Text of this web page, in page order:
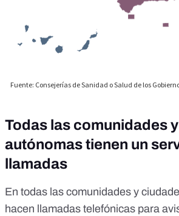
Todas las comunidades
autónomas tienen un
llamadas
En todas las comunidades y
hacen llamadas telefónicas para